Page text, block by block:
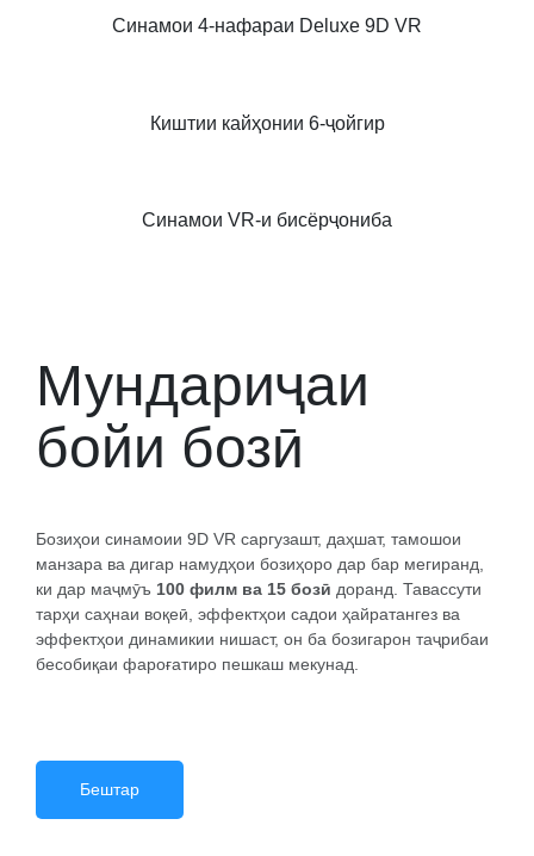
Синамои 4-нафараи Deluxe 9D VR
Киштии кайҳонии 6-ҷойгир
Синамои VR-и бисёрҷониба
Мундариҷаи
бойи бозӣ
Бозиҳои синамоии 9D VR саргузашт, даҳшат, тамошои
манзара ва дигар намудҳои бозиҳоро дар бар мегиранд,
ки дар маҷмӯъ 100 филм ва 15 бозӣ доранд. Тавассути
тарҳи саҳнаи воқеӣ, эффектҳои садои ҳайратангез ва
эффектҳои динамикии нишаст, он ба бозигарон таҷрибаи
бесобиқаи фароғатиро пешкаш мекунад.
Бештар